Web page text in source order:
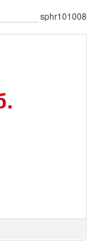
sphr101008